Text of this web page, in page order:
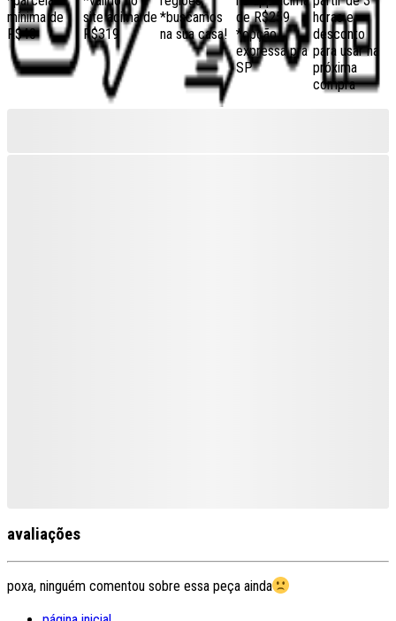
mínima de
R$40
site acima de
R$319
*buscamos
na sua casa!
de R$259
*opção
expressa pra
SP
horas e
desconto
para usar na
próxima
compra
avaliações
poxa, ninguém comentou sobre essa peça ainda